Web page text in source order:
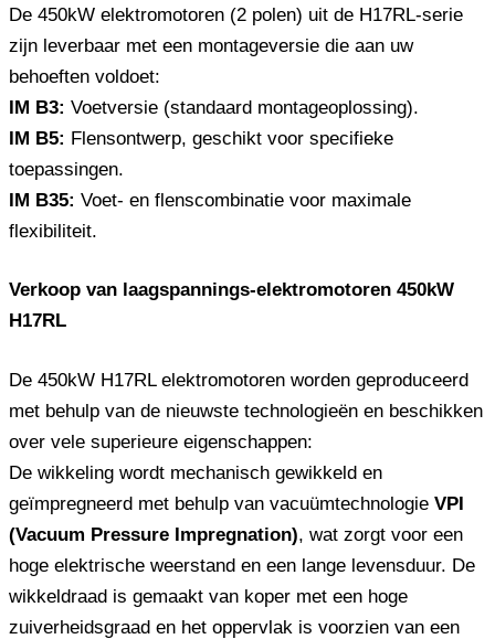
De 450kW elektromotoren (2 polen) uit de H17RL-serie
zijn leverbaar met een montageversie die aan uw
behoeften voldoet:
IM B3: Voetversie (standaard montageoplossing).
IM B5: Flensontwerp, geschikt voor specifieke
toepassingen.
IM B35: Voet- en flenscombinatie voor maximale
flexibiliteit.
Verkoop van laagspannings-elektromotoren 450kW
H17RL
De 450kW H17RL elektromotoren worden geproduceerd
met behulp van de nieuwste technologieën en beschikken
over vele superieure eigenschappen:
De wikkeling wordt mechanisch gewikkeld en
geïmpregneerd met behulp van vacuümtechnologie VPI
(Vacuum Pressure Impregnation), wat zorgt voor een
hoge elektrische weerstand en een lange levensduur. De
wikkeldraad is gemaakt van koper met een hoge
zuiverheidsgraad en het oppervlak is voorzien van een